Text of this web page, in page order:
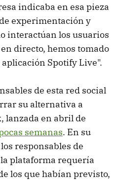
indicaba en esa pieza
experimentación y
interactúan los usuarios
directo, hemos tomado
Spotify Live".
de esta red social
su alternativa a
lanzada en abril de
semanas. En su
responsables de
plataforma requería
los que habían previsto,